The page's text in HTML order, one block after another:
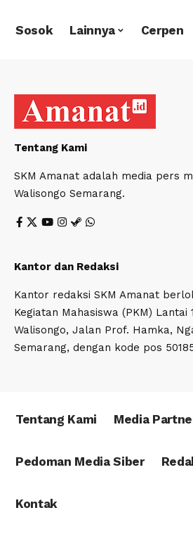
Sosok Lainnya Cerpen
Tentang Kami
SKM Amanat adalah media pers
Walisongo Semarang.
Kantor dan Redaksi
Kantor redaksi SKM Amanat
Kegiatan Mahasiswa (PKM) Lantai
Walisongo, Jalan Prof. Hamka,
Semarang, dengan kode pos
Tentang Kami Media
Pedoman Media Siber
Kontak